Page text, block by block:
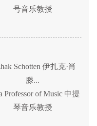
号音乐教授
Schotten 伊扎克·肖
滕...
Professor of Music 中提
琴音乐教授